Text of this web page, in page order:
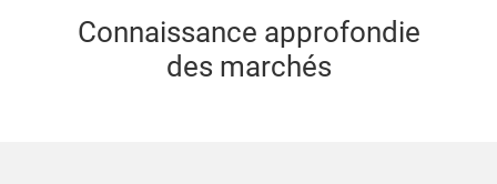
Connaissance approfondie
des marchés